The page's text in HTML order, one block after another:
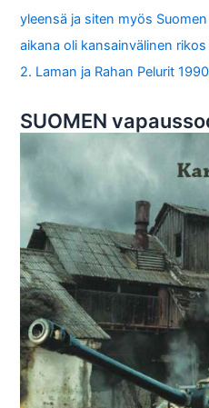
yleensä ja siten myös
aikana oli kansainvälinen
2. Laman ja Rahan Pelurit
SUOMEN